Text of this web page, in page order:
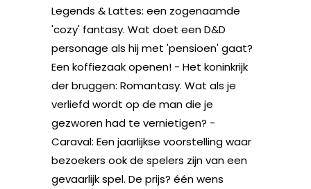
Legends & Lattes: een zogenaamde
'cozy' fantasy. Wat doet een D&D
personage als hij met 'pensioen' gaat?
Een koffiezaak openen! - Het koninkrijk
der bruggen: Romantasy. Wat als je
verliefd wordt op de man die je
gezworen had te vernietigen? -
Caraval: Een jaarlijkse voorstelling waar
bezoekers ook de spelers zijn van een
gevaarlijk spel. De prijs? één wens